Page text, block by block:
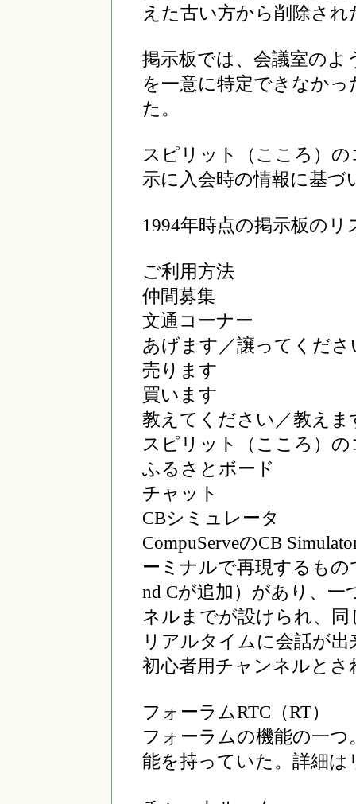
えた古い方から削除され
掲示板では、会議室のよ
を一意に特定できなか
た。
スピリット（こころ）
示に入会時の情報に基づ
1994年時点の掲示板の
ご利用方法
仲間募集
文通コーナー
あげます／譲ってくださ
売ります
買います
教えてください／教えま
スピリット（こころ）の
ふるさとボード
チャット
CBシミュレータ
CompuServeのCB
ーミナルで再現するもの
nd Cが追加）があり、一
ネルまでが設けられ、
リアルタイムに会話が
初心者用チャンネルとさ
フォーラムRTC（RT）
フォーラムの機能の一
能を持っていた。詳細